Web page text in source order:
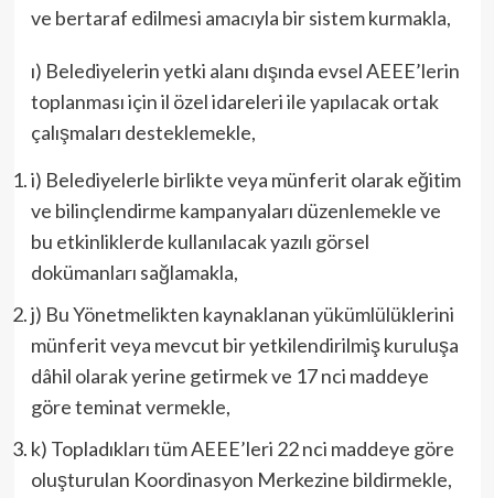
ve bertaraf edilmesi amacıyla bir sistem kurmakla,
ı) Belediyelerin yetki alanı dışında evsel AEEE’lerin
toplanması için il özel idareleri ile yapılacak ortak
çalışmaları desteklemekle,
i) Belediyelerle birlikte veya münferit olarak eğitim
ve bilinçlendirme kampanyaları düzenlemekle ve
bu etkinliklerde kullanılacak yazılı görsel
dokümanları sağlamakla,
j) Bu Yönetmelikten kaynaklanan yükümlülüklerini
münferit veya mevcut bir yetkilendirilmiş kuruluşa
dâhil olarak yerine getirmek ve 17 nci maddeye
göre teminat vermekle,
k) Topladıkları tüm AEEE’leri 22 nci maddeye göre
oluşturulan Koordinasyon Merkezine bildirmekle,